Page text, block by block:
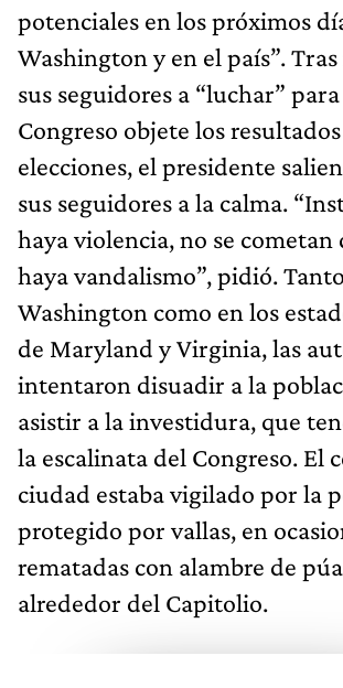
potenciales en los próximos
Washington y en el país”.
sus seguidores a “luchar”
Congreso objete los
elecciones, el presidente
sus seguidores a la calma.
haya violencia, no se cometan
haya vandalismo”, pidió.
Washington como en los
de Maryland y Virginia, las
intentaron disuadir a la
asistir a la investidura, que
la escalinata del Congreso. El
ciudad estaba vigilado por la
protegido por vallas, en
rematadas con alambre de
alrededor del Capitolio.